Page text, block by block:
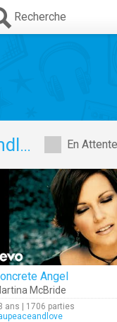
Recherche
En
Angel
McBride
ans | 1706 parties